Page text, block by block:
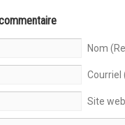
Nom
Courriel
Site web